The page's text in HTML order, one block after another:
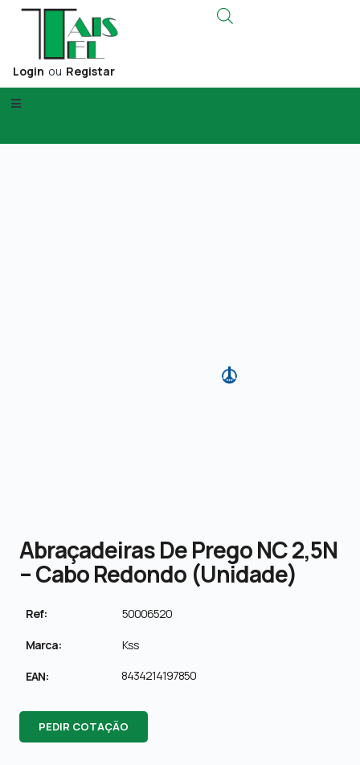
Login ou Registar
Abraçadeiras De Prego NC 2,5N
– Cabo Redondo (unidade)
Ref: 50006520
Marca: Kss
EAN: 8434214197850
PEDIR COTAÇÃO